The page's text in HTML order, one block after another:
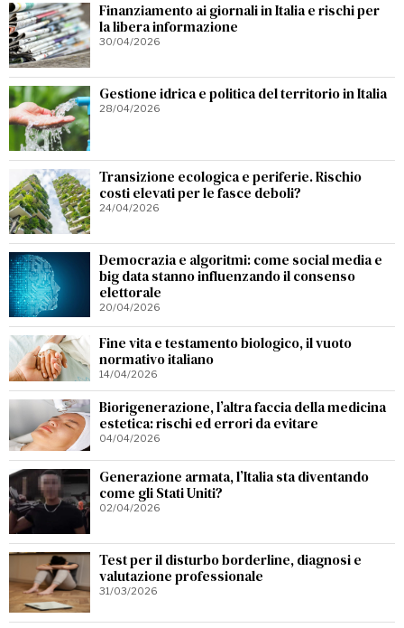
Finanziamento ai giornali in Italia e rischi per
la libera informazione
30/04/2026
Gestione idrica e politica del territorio in Italia
28/04/2026
Transizione ecologica e periferie. Rischio
costi elevati per le fasce deboli?
24/04/2026
Democrazia e algoritmi: come social media e
big data stanno influenzando il consenso
elettorale
20/04/2026
Fine vita e testamento biologico, il vuoto
normativo italiano
14/04/2026
Biorigenerazione, l’altra faccia della medicina
estetica: rischi ed errori da evitare
04/04/2026
Generazione armata, l’Italia sta diventando
come gli Stati Uniti?
02/04/2026
Test per il disturbo borderline, diagnosi e
valutazione professionale
31/03/2026